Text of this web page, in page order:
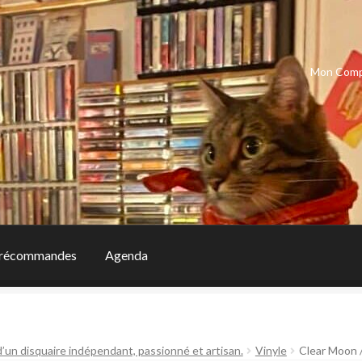
Mon
Agenda
disquaire indépendant, passionné et artisan. Vinyle Clear Moon